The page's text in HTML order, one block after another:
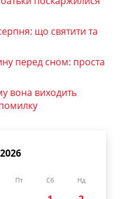
що святити та
перед сном: проста
вона виходить
Пт Сб Нд